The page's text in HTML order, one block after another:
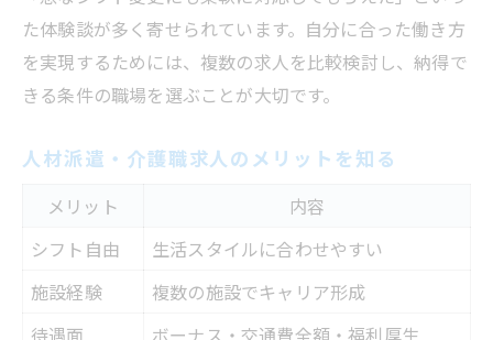
た体験談が多く寄せられています。自分に合った働き方
を実現するためには、複数の求人を比較検討し、納得で
きる条件の職場を選ぶことが大切です。
人材派遣・介護職求人のメリットを知る
メリット
内容
シフト自由
生活スタイルに合わせやすい
施設経験
複数の施設でキャリア形成
待遇面
ボーナス・交通費全額・福利厚生